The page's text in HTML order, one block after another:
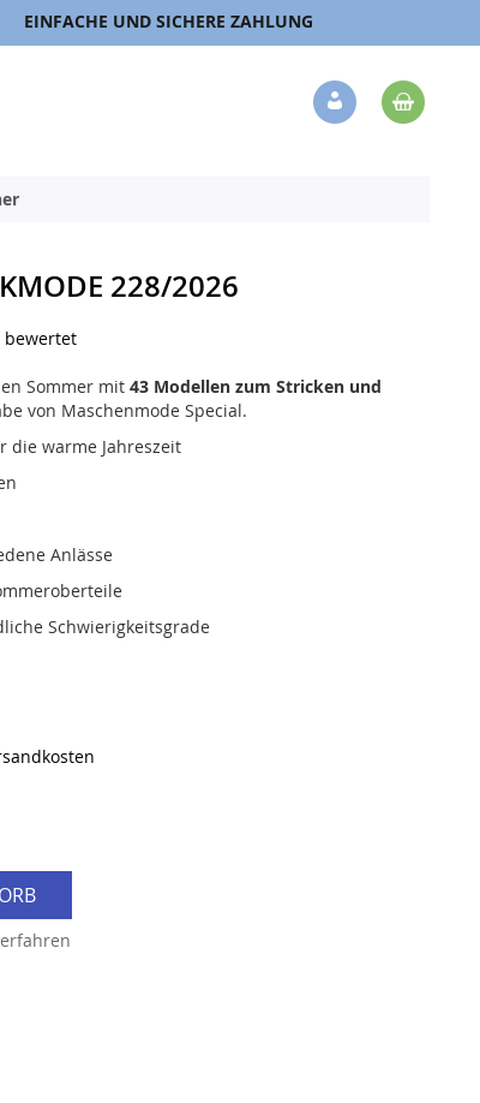
EINFACHE UND SICHERE ZAHLUNG
Veränderung
228/2026
bewertet
Sommer mit 43 Modellen zum Stricken und
von Maschenmode Special.
die warme Jahreszeit
Anlässe
Schwierigkeitsgrade